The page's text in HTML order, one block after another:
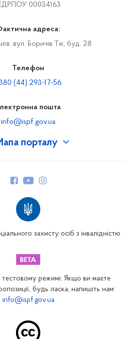
порталу
00034163
адреса:
вул. Боричів Тік, буд. 28
Телефон
(44) 293-17-56
пошта
info@ispf.gov.ua
захисту осіб з інвалідністю
тестовому режимі. Якщо ви маєте
будь ласка, напишіть нам:
info@ispf.gov.ua